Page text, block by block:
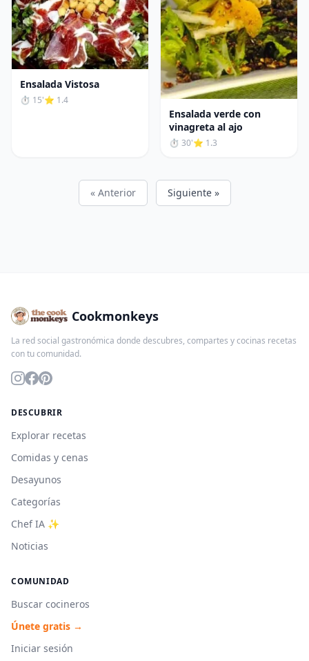
Ensalada Vistosa
⏱ 15'⭐ 1.4
Ensalada verde con
vinagreta al ajo
⏱ 30'⭐ 1.3
« Anterior Siguiente »
Cookmonkeys
La red social gastronómica donde descubres, compartes y cocinas recetas
con tu comunidad.
DESCUBRIR
Explorar recetas
Comidas y cenas
Desayunos
Categorías
Chef IA ✨
Noticias
COMUNIDAD
Buscar cocineros
Únete gratis →
Iniciar sesión